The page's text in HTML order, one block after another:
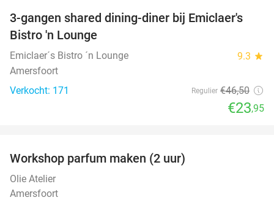
48%
3-gangen shared dining-diner bij Emiclaer's
Bistro 'n Lounge
Emiclaer´s Bistro ´n Lounge 9.3 star
Amersfoort
Verkocht: 171
Regulier €46,50
€23,95
Workshop parfum maken (2 uur)
Olie Atelier
Amersfoort